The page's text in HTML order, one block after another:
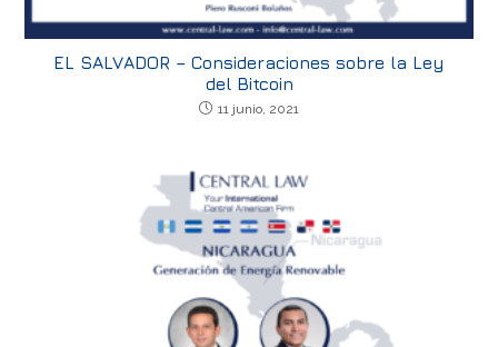
EL SALVADOR – Consideraciones sobre la Ley
del Bitcoin
11 junio, 2021